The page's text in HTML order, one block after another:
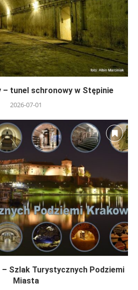
– tunel schronowy w Stępinie
2026-07-01
– Szlak Turystycznych Podziemi
Miasta